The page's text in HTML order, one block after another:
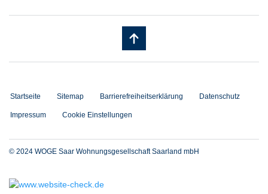
Startseite Sitemap Barrierefreiheitserklärung Datenschutz
Impressum Cookie Einstellungen
© 2024 WOGE Saar Wohnungsgesellschaft Saarland mbH